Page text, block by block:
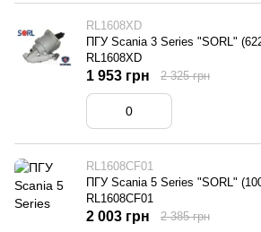
RL1608XD
ПГУ Scania 3 Series "SORL"
RL1608XD
1 953 грн 2 325 грн
RL1608CF01
ПГУ Scania 5 Series "SORL"
RL1608CF01
2 003 грн 2 385 грн